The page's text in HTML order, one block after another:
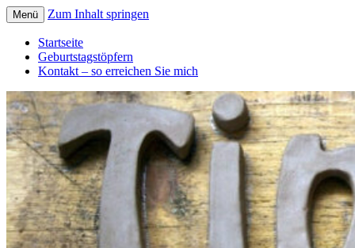
Tingel Keramik
Menü Zum Inhalt springen
Startseite
Geburtstagstöpfern
Kontakt – so erreichen Sie mich